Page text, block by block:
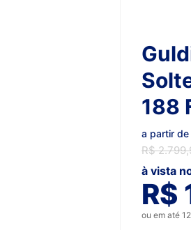
188
a partir de
R$
à vista
R$
ou em até